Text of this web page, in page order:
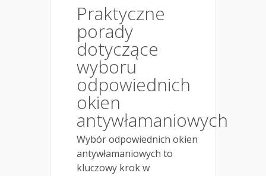
Praktyczne
porady
dotyczące
wyboru
odpowiednich
okien
antywłamaniowych
Wybór odpowiednich okien
antywłamaniowych to
kluczowy krok w